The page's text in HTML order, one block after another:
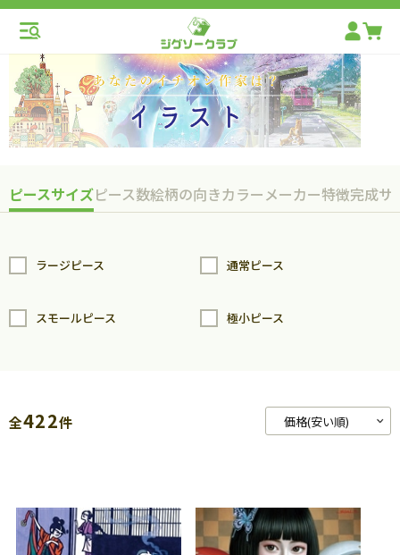
ピースサイズピース数絵柄の向きカラーメーカー特徴完成サ
ラージピース 通常ピース
スモールピース 極小ピース
全422件